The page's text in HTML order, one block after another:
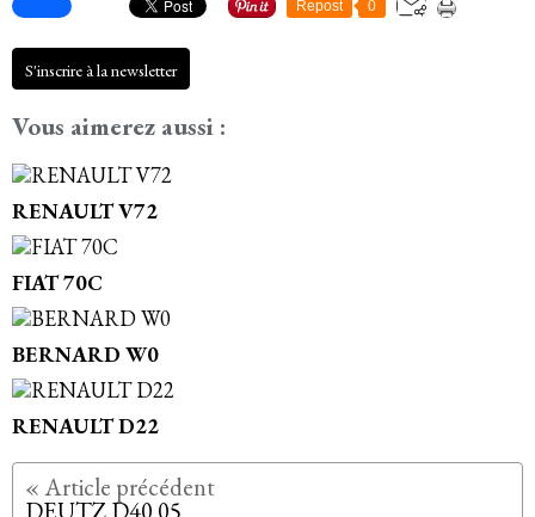
Repost 0
S'inscrire à la newsletter
Vous aimerez aussi :
RENAULT V72
FIAT 70C
BERNARD W0
RENAULT D22